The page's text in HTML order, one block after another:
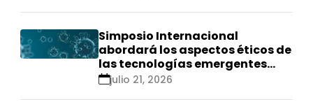
Simposio Internacional
abordará los aspectos éticos de
las tecnologías emergentes
para el control de
julio 21, 2026